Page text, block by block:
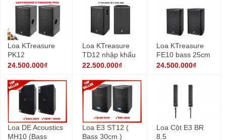
Loa KTreasure
PK12
24.500.000₫
Loa KTreasure
TD12 nhập khẩu
chính hãng
22.500.000₫
Loa KTreasure
FE10 bass 25cm
24.500.000₫
Loa DE Acoustics
MH10 (Bass
Loa E3 ST12 (
Bass 30cm )
Loa Cột E3 BR
8.5